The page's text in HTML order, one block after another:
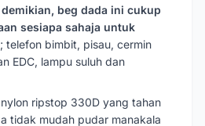
beg dada ini cukup
sesiapa sahaja untuk
; telefon bimbit, pisau, cermin
EDC, lampu suluh dan
ripstop 330D yang tahan
tidak mudah pudar manakala